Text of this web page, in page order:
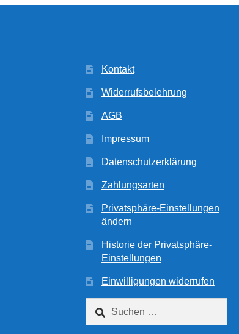
Kontakt
Widerrufsbelehrung
AGB
Impressum
Datenschutzerklärung
Zahlungsarten
Privatsphäre-Einstellungen
ändern
Historie der Privatsphäre-
Einstellungen
Einwilligungen widerrufen
nach: